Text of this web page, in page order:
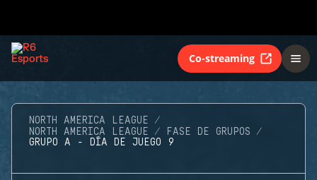
Co-streaming
NORTH AMERICA LEAGUE
NORTH AMERICA LEAGUE
FASE DE GRUPOS
GRUPO A - DÍA DE JUEGO 9